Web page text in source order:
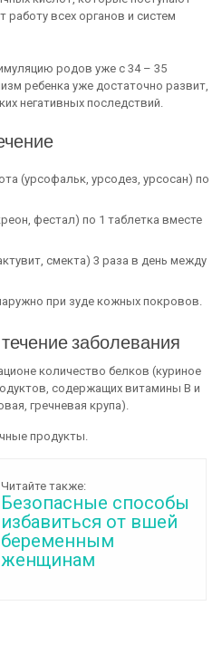
работу всех органов и систем
родов уже с 34 – 35
ребенка уже достаточно развит,
негативных последствий.
(урсофальк, урсодез, урсосан) по
фестал) по 1 таблетка вместе
смекта) 3 раза в день между
при зуде кожных покровов.
заболевания
количество белков (куриное
содержащих витамины В и
гречневая крупа).
продукты.
Читайте также:
Безопасные способы
избавиться от вшей
беременным
женщинам